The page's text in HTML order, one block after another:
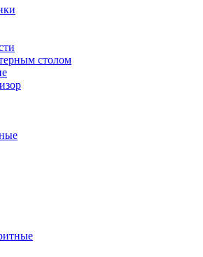
столом